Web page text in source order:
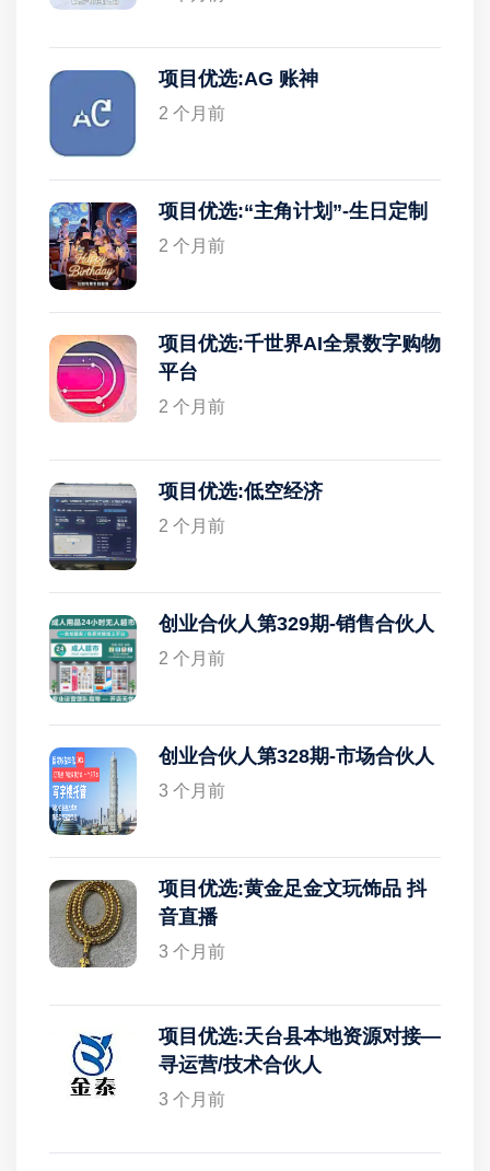
项目优选:AG 账神
2 个月前
项目优选:“主角计划”-生日定制
2 个月前
项目优选:千世界AI全景数字购物
平台
2 个月前
项目优选:低空经济
2 个月前
创业合伙人第329期-销售合伙人
2 个月前
创业合伙人第328期-市场合伙人
3 个月前
项目优选:黄金足金文玩饰品 抖
音直播
3 个月前
项目优选:天台县本地资源对接—
寻运营/技术合伙人
3 个月前